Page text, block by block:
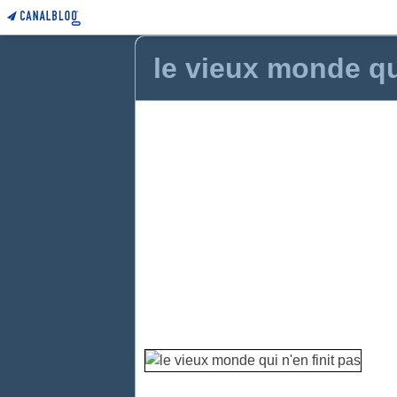
le vieux monde